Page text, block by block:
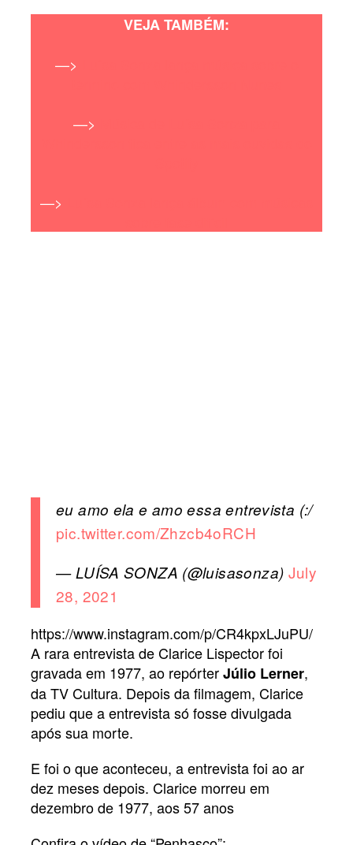
VEJA TAMBÉM:
—>
—>
—>
eu amo ela e amo essa entrevista (:/
pic.twitter.com/Zhzcb4oRCH
— LUÍSA SONZA (@luisasonza) July
28, 2021
https://www.instagram.com/p/CR4kpxLJuPU/
A rara entrevista de Clarice Lispector foi
gravada em 1977, ao repórterJúlio Lerner,
da TV Cultura. Depois da filmagem, Clarice
pediu que a entrevista só fosse divulgada
após sua morte.
E foi o que aconteceu, a entrevista foi ao ar
dez meses depois. Clarice morreu em
dezembro de 1977, aos 57 anos